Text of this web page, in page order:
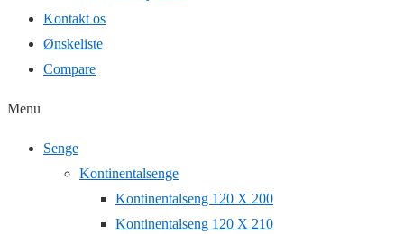
Kontakt os
Ønskeliste
Compare
Menu
Senge
Kontinentalsenge
Kontinentalseng 120 X 200
Kontinentalseng 120 X 210